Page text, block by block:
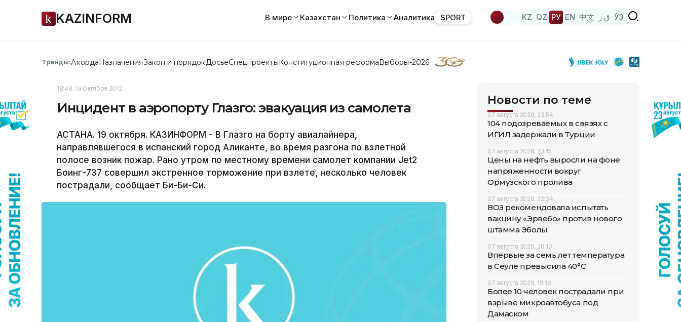
KAZINFORM В мире Казахстан Политика Аналитика SPORT KZ QZ РУ EN 中文 ق ز ЎЗ
Тренды:АкордаНазначенияЗакон и порядок ДосьеСпецпроектыКонституционная реформаВыборы-2026
18:48, 19 Октября 2012
Инцидент в аэропорту Глазго: эвакуация из самолета
АСТАНА. 19 октября. КАЗИНФОРМ - В Глазго на борту авиалайнера,
направлявшегося в испанский город Аликанте, во время разгона по взлетной
полосе возник пожар. Рано утром по местному времени самолет компании Jet2
Боинг-737 совершил экстренное торможение при взлете, несколько человек
пострадали, сообщает Би-Би-Си.
Новости по теме
07 августа 2026, 23:54
104 подозреваемых в связях с
ИГИЛ задержали в Турции
07 августа 2026, 23:15
Цены на нефть выросли на фоне
напряженности вокруг
Ормузского пролива
07 августа 2026, 22:34
ВОЗ рекомендовала испытать
вакцину «Эрвебо» против нового
штамма Эболы
07 августа 2026, 20:10
Впервые за семь лет температура
в Сеуле превысила 40°C
07 августа 2026, 19:13
Более 10 человек пострадали при
взрыве микроавтобуса под
Дамаском